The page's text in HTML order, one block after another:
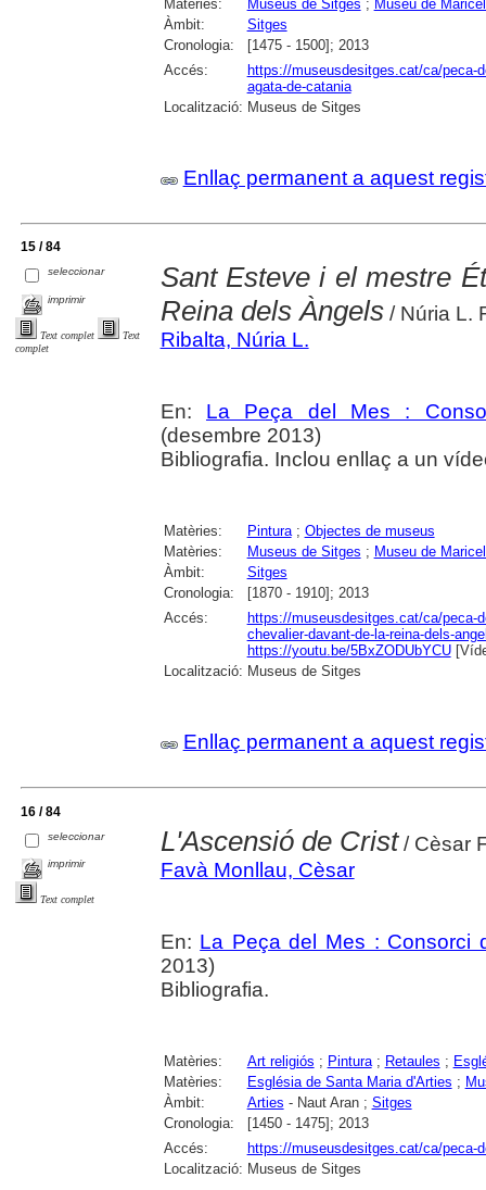
Matèries: Museus de Sitges ; Museu de
Àmbit:
Sitges
Cronologia:
[1475 - 1500]; 2013
Accés:
https://museusdesitges.cat/ca/peca-
agata-de-catania
Localització: Museus de Sitges
Enllaç permanent a aquest
15 / 84
seleccionar
imprimir
Text complet
Text
complet
Sant Esteve i el mestre
Reina dels Àngels/ Núria L.
Ribalta, Núria L.
En: La Peça del Mes :
(desembre 2013)
Bibliografia. Inclou enllaç a un
Matèries: Pintura; Objectes de museus
Matèries:
Museus de Sitges ; Museu de
Àmbit:
Sitges
Cronologia:
[1870 - 1910]; 2013
Accés:
https://museusdesitges.cat/ca/peca-
chevalier-davant-de-la-reina-dels-
https://youtu.be/5BxZODUbYCU
Localització: Museus de Sitges
Enllaç permanent a aquest
16 / 84
seleccionar
imprimir
Text complet
L'Ascensió de Crist/ Cèsar
Favà Monllau, Cèsar
En: La Peça del Mes : Consorci
2013)
Bibliografia.
Matèries: Art religiós ; Pintura; Retaules ;
Matèries:
Església de Santa Maria d'Arties ;
Àmbit:
Arties - Naut Aran ; Sitges
Cronologia:
[1450 - 1475]; 2013
Accés:
https://museusdesitges.cat/ca/peca-
Localització: Museus de Sitges